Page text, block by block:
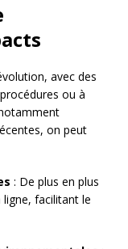
avec des
ou à
on peut
: De plus en plus
facilitant le